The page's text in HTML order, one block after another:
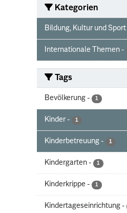
Kategorien
Bildung, Kultur und Sport
Internationale Themen -
Tags
Bevölkerung - 1
Kinder - 1
Kinderbetreuung - 1
Kindergarten - 1
Kinderkrippe - 1
Kindertageseinrichtung -